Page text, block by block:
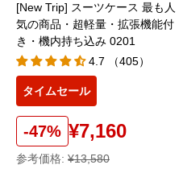
[New Trip] スーツケース 最も人
気の商品・超軽量・拡張機能付
き・機内持ち込み 0201
4.7 （405）
タイムセール
-47% ¥7,160
参考価格: ¥13,580